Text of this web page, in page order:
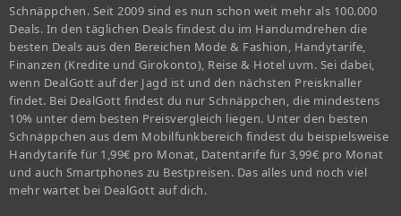
Schnäppchen. Seit 2009 sind es nun schon weit mehr als 100.000
Deals. In den täglichen Deals findest du im Handumdrehen die
besten Deals aus den Bereichen Mode & Fashion, Handytarife,
Finanzen (Kredite und Girokonto), Reise & Hotel uvm. Sei dabei,
wenn DealGott auf der Jagd ist und den nächsten Preisknaller
findet. Bei DealGott findest du nur Schnäppchen, die mindestens
10% unter dem besten Preisvergleich liegen. Unter den besten
Schnäppchen aus dem Mobilfunkbereich findest du beispielsweise
Handytarife für 1,99€ pro Monat, Datentarife für 3,99€ pro Monat
und auch Smartphones zu Bestpreisen. Das alles und noch viel
mehr wartet bei DealGott auf dich.